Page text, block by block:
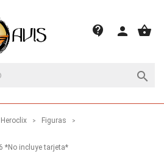
shopping_basket
person
contact_support

Heroclix
Figuras
*No incluye tarjeta*